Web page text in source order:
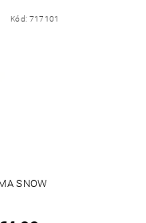
Kód: 717101
SNOW